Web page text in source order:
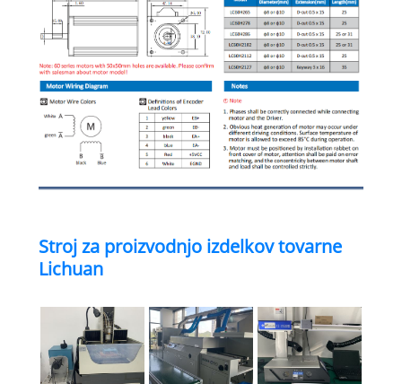
Stroj za proizvodnjo izdelkov tovarne
Lichuan